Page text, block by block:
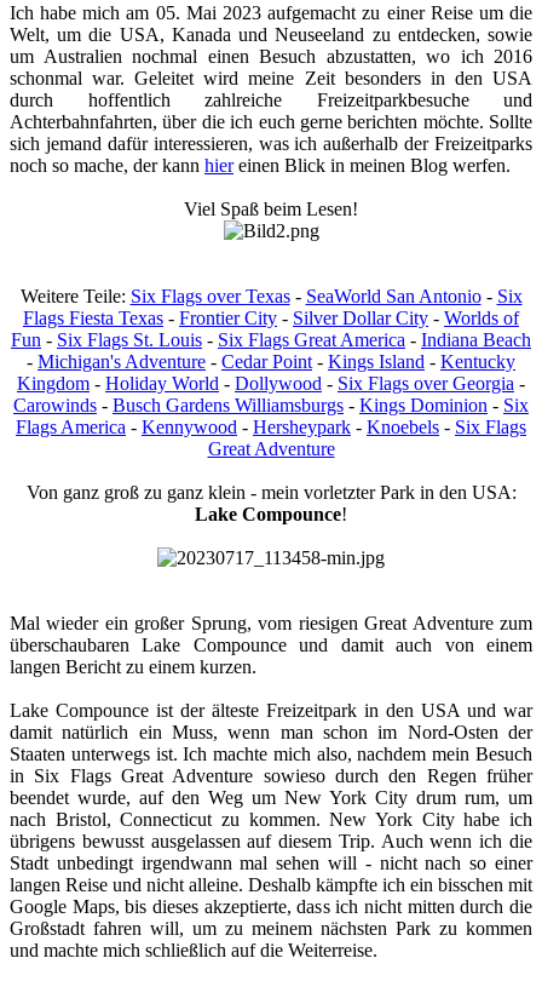
Ich habe mich am 05. Mai 2023 aufgemacht zu einer Reise um die
Welt, um die USA, Kanada und Neuseeland zu entdecken, sowie
um Australien nochmal einen Besuch abzustatten, wo ich 2016
schonmal war. Geleitet wird meine Zeit besonders in den USA
durch hoffentlich zahlreiche Freizeitparkbesuche und
Achterbahnfahrten, über die ich euch gerne berichten möchte. Sollte
sich jemand dafür interessieren, was ich außerhalb der Freizeitparks
noch so mache, der kann hiereinen Blick in meinen Blog werfen.​
Viel Spaß beim Lesen!
Weitere Teile: Six Flags over Texas- SeaWorld San Antonio- Six
Flags Fiesta Texas - Frontier City - Silver Dollar City - Worlds of
Fun - Six Flags St. Louis - Six Flags Great America - Indiana Beach
- Michigan's Adventure - Cedar Point - Kings Island - Kentucky
Kingdom - Holiday World - Dollywood - Six Flags over Georgia -
Carowinds - Busch Gardens Williamsburgs - Kings Dominion - Six
Flags America - Kennywood - Hersheypark - Knoebels - Six Flags
Great Adventure
Von ganz groß zu ganz klein - mein vorletzter Park in den USA:
Lake Compounce!
Mal wieder ein großer Sprung, vom riesigen Great Adventure zum
überschaubaren Lake Compounce und damit auch von einem
langen Bericht zu einem kurzen.
Lake Compounce ist der älteste Freizeitpark in den USA und war
damit natürlich ein Muss, wenn man schon im Nord-Osten der
Staaten unterwegs ist. Ich machte mich also, nachdem mein Besuch
in Six Flags Great Adventure sowieso durch den Regen früher
beendet wurde, auf den Weg um New York City drum rum, um
nach Bristol, Connecticut zu kommen. New York City habe ich
übrigens bewusst ausgelassen auf diesem Trip. Auch wenn ich die
Stadt unbedingt irgendwann mal sehen will - nicht nach so einer
langen Reise und nicht alleine. Deshalb kämpfte ich ein bisschen mit
Google Maps, bis dieses akzeptierte, dass ich nicht mitten durch die
Großstadt fahren will, um zu meinem nächsten Park zu kommen
und machte mich schließlich auf die Weiterreise.